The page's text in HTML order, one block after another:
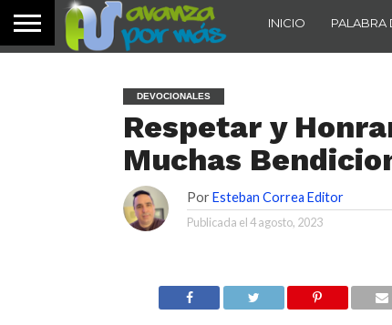
INICIO PALABRA
DEVOCIONALES
Respetar y
Muchas
Por Esteban Correa Editor
Publicada el4 agosto, 2023